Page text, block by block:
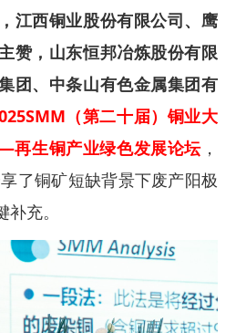
江西铜业股份有限公司、鹰
赞，山东恒邦冶炼股份有限
团、中条山有色金属集团有
（第二十届）铜业大
生铜产业绿色发展论坛 ，
了铜矿短缺背景下废产阳极
充。